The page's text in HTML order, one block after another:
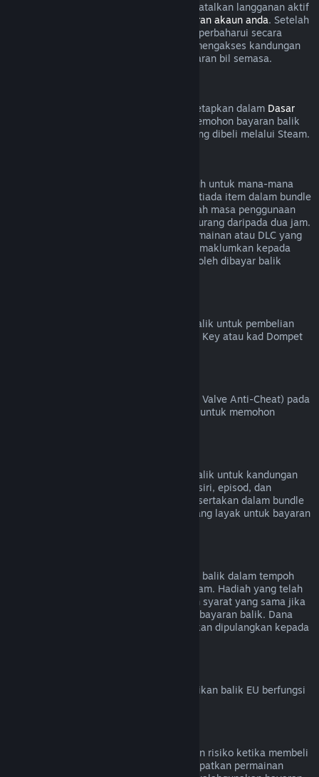
Harap maklum bahawa anda boleh membatalkan langganan aktif
butiran akaun anda. Setelah
dibatalkan, langganan anda tidak akan diperbaharui secara
automatik lagi, tetapi anda masih boleh mengakses kandungan
dan faedah langganan sehingga akhir kitaran bil semasa.
Dalam tempoh masa dan proses yang ditetapkan dalam Dasar
, anda boleh memohon bayaran balik
untuk perkakasan dan aksesori Steam yang dibeli melalui Steam.
Anda boleh menerima bayaran balik penuh untuk mana-mana
bundle yang dibeli di Steam Store, selagi tiada item dalam bundle
tersebut telah dipindahkan, dan jika jumlah masa penggunaan
untuk semua item dalam bundle adalah kurang daripada dua jam.
Jika bundle mengandungi item dalam permainan atau DLC yang
tidak boleh dibayar balik, Steam akan memaklumkan kepada
anda sama ada seluruh bundle tersebut boleh dibayar balik
Valve tidak dapat memberikan bayaran balik untuk pembelian
yang dibuat di luar Steam (contohnya, CD Key atau kad Dompet
Jika anda telah dilarang oleh VAC (sistem Valve Anti-Cheat) pada
sesuatu permainan, anda kehilangan hak untuk memohon
Kami tidak dapat menawarkan bayaran balik untuk kandungan
video di Steam (cth. filem, video pendek, siri, episod, dan
tutorial), melainkan jika video tersebut disertakan dalam bundle
bersama kandungan lain (bukan video) yang layak untuk bayaran
Hadiah yang belum ditebus boleh dibayar balik dalam tempoh
bayaran balik standard iaitu 14 hari/dua jam. Hadiah yang telah
ditebus juga boleh dibayar balik di bawah syarat yang sama jika
penerima hadiah memulakan permintaan bayaran balik. Dana
yang digunakan untuk membeli hadiah akan dipulangkan kepada
Untuk penjelasan tentang cara hak penarikan balik EU berfungsi
Bayaran balik direka untuk menghapuskan risiko ketika membeli
tajuk di Steam – bukan cara untuk mendapatkan permainan